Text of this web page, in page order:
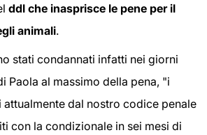
ddl che inasprisce le pene per il
animali.
stati condannati infatti nei giorni
Paola al massimo della pena, "i
dal nostro codice penale
con la condizionale in sei mesi di